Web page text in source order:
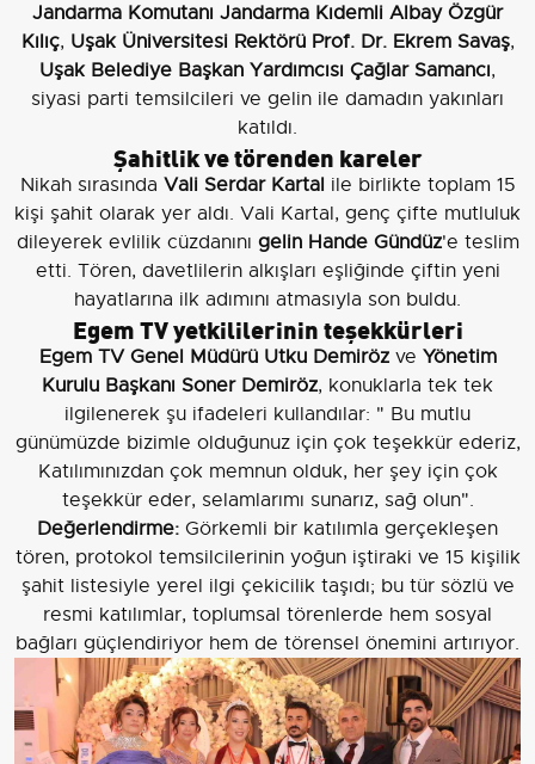
Jandarma Komutanı Jandarma Kıdemli Albay Özgür
Kılıç, Uşak Üniversitesi Rektörü Prof. Dr. Ekrem Savaş,
Uşak Belediye Başkan Yardımcısı Çağlar Samancı,
siyasi parti temsilcileri ve gelin ile damadın yakınları
katıldı.
Şahitlik ve törenden kareler
Nikah sırasında Vali Serdar Kartal ile birlikte toplam 15
kişi şahit olarak yer aldı. Vali Kartal, genç çifte mutluluk
dileyerek evlilik cüzdanını gelin Hande Gündüz'e teslim
etti. Tören, davetlilerin alkışları eşliğinde çiftin yeni
hayatlarına ilk adımını atmasıyla son buldu.
Egem TV yetkililerinin teşekkürleri
Egem TV Genel Müdürü Utku Demirözve Yönetim
Kurulu Başkanı Soner Demiröz, konuklarla tek tek
ilgilenerek şu ifadeleri kullandılar: " Bu mutlu
günümüzde bizimle olduğunuz için çok teşekkür ederiz,
Katılımınızdan çok memnun olduk, her şey için çok
teşekkür eder, selamlarımı sunarız, sağ olun".
Değerlendirme: Görkemli bir katılımla gerçekleşen
tören, protokol temsilcilerinin yoğun iştiraki ve 15 kişilik
şahit listesiyle yerel ilgi çekicilik taşıdı; bu tür sözlü ve
resmi katılımlar, toplumsal törenlerde hem sosyal
bağları güçlendiriyor hem de törensel önemini artırıyor.